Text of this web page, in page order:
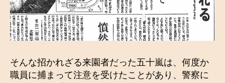
そんな招かれざる来園者だった五十嵐は、何度か
職員に捕まって注意を受けたことがあり、警察に